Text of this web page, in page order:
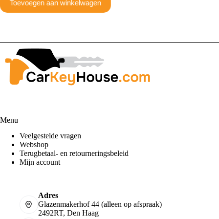
Toevoegen aan winkelwagen
Menu
Veelgestelde vragen
Webshop
Terugbetaal- en retourneringsbeleid
Mijn account
Adres
Glazenmakerhof 44 (alleen op afspraak)
2492RT, Den Haag